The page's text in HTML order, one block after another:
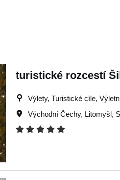
turistické rozcestí
Výlety, Turistické cíle,
Východní Čechy, Litomyšl,